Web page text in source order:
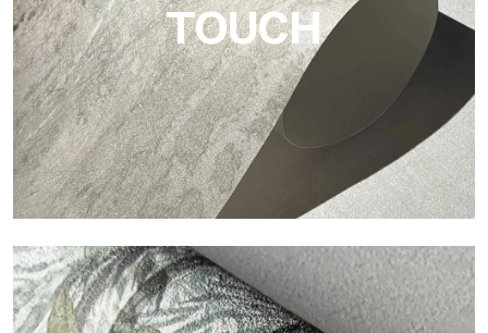
TOUCH
Touch